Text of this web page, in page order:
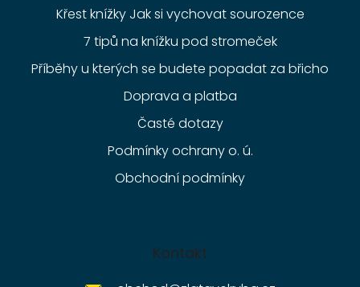
Křest knížky Jak si vychovat sourozence
7 tipů na knížku pod stromeček
Příběhy u kterých se budete popadat za břicho
Doprava a platba
Časté dotazy
Podmínky ochrany o. ú.
Obchodní podmínky
Kontakt